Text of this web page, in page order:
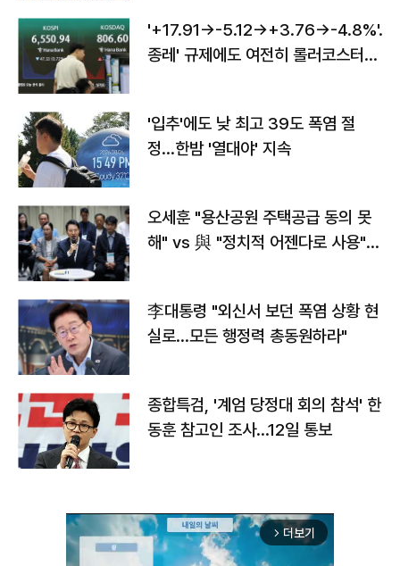
'+17.91→-5.12→+3.76→-4.8%'…'
종레' 규제에도 여전히 롤러코스터
'입추'에도 낮 최고 39도 폭염 절
정…한밤 '열대야' 지속
오세훈 "용산공원 주택공급 동의 못
해" vs 與 "정치적 어젠다로 사용"
李대통령 "외신서 보던 폭염 상황 현
실로…모든 행정력 총동원하라"
종합특검, '계엄 당정대 회의 참석' 한
동훈 참고인 조사...12일 통보
arrow_forward_ios 더보기